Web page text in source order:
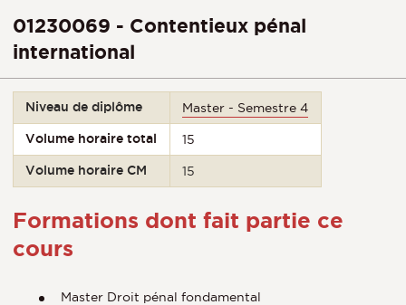
01230069 - Contentieux pénal
international
Niveau de diplôme Master - Semestre 4
Volume horaire total 15
Volume horaire CM 15
Formations dont fait partie ce
cours
Master Droit pénal fondamental